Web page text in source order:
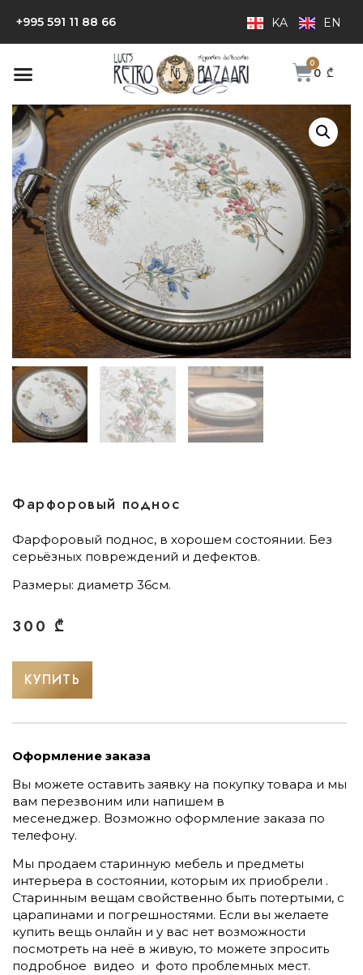
+995 591 11 88 66 KA EN
0 ₾
Фарфоровый поднос
Фарфоровый поднос, в хорошем состоянии. Без
серьёзных повреждений и дефектов.
Размеры: диаметр 36см.
300 ₾
КУПИТЬ
Оформление заказа
Вы можете оставить заявку на покупку товара и мы
вам перезвоним или напишем в
месенеджер. Возможно оформление заказа по
телефону.
Мы продаем старинную мебель и предметы
интерьера в состоянии, которым их приобрели .
Старинным вещам свойственно быть потертыми, с
царапинами и погрешностями. Если вы желаете
купить вещь онлайн и у вас нет возможности
посмотреть на неё в живую, то можете зпросить
подробное видео и фото проблемных мест.